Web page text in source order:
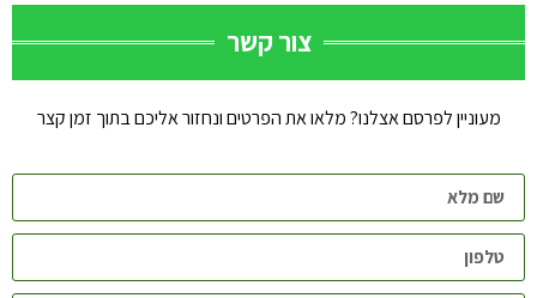
צור קשר
מעוניין לפרסם אצלנו? מלאו את הפרטים ונחזור אליכם בתוך זמן קצר